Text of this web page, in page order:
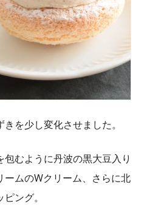
を少し変化させました。
むように丹波の黒大豆入り
ムのWクリーム、さらに北
ング。